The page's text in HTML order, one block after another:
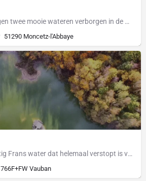
In Noord-Frankrijk liggen twee mooie wateren verborgen in de Champagne regio. Tussen alle wateren die daar…
51290 Moncetz-l'Abbaye
Aquadev is een prachtig Frans water dat helemaal verstopt is voor de buitenwereld. Wanneer je bij de…
766F+FW Vauban